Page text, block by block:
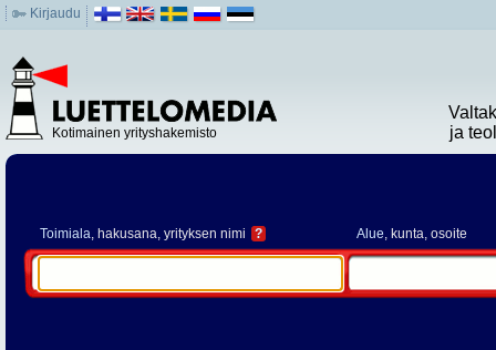
Kirjaudu
Kotimainen yrityshakemisto
ja
Toimiala, hakusana, yrityksen nimi ? Alue, kunta, osoite